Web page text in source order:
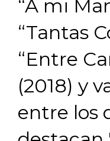
“A mi
“Tantas
“Entre
(2018) y
entre los